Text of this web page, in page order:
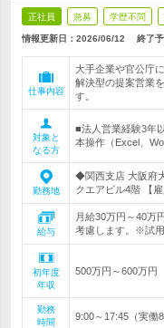
正社員 急募 学歴不問
情報更新日：2026/06/12 終了予
仕事内容
大手企業や官公庁
解決型の提案営業
す。
対象と
なる方
■法人営業経験3年
本操作（Excel、
勤務地
◆関西支店 大阪府
クエアビル4階 【
給与
月給30万円～40万
考慮します。※試
初年度
年収
500万円～600万円
勤務
時間
9:00～17:45（実働